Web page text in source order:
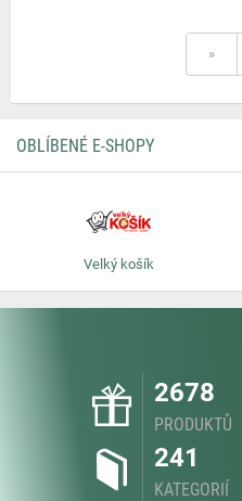
»
OBLÍBENÉ E-SHOPY
Velký košík
2678
PRODUKTŮ
241
KATEGORIÍ